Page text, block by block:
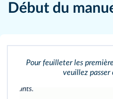
Début du
Pour feuilleter les
veuillez passer